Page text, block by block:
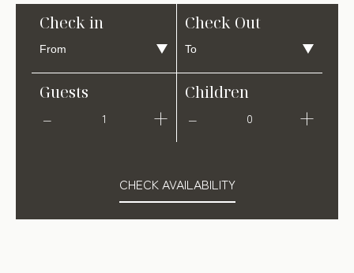
Check in Check Out
Guests
1
Children
0
CHECK AVAILABILITY